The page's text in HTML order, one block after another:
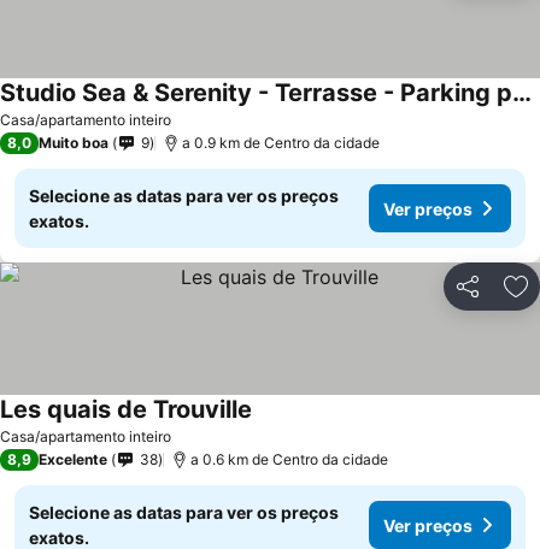
Casa/apartamento inteiro
Studio Sea & Serenity - Terrasse - Parking privé
8,0 Muito boa 9 a 0.9 km de Centro da cidade
Selecione as datas para ver os preços
exatos.
Ver preços
Partilhar
Casa/apartamento inteiro
Les quais de Trouville
8,9 Excelente 38 a 0.6 km de Centro da cidade
Selecione as datas para ver os preços
exatos.
Ver preços